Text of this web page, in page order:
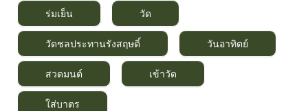
ร่มเย็น วัด
วัดชลประทานรังสฤษดิ์ วันอาทิตย์
สวดมนต์ เข้าวัด
ใส่บาตร